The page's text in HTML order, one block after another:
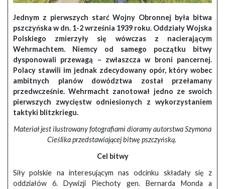
Jednym z pierwszych starć Wojny Obronnej była bitwa
pszczyńska w dn. 1-2 września 1939 roku. Oddziały Wojska
Polskiego zmierzyły się wówczas z nacierającym
Wehrmachtem. Niemcy od samego początku bitwy
dysponowali przewagą – zwłaszcza w broni pancernej.
Polacy stawili im jednak zdecydowany opór, który wobec
ambitnych planów dowództwa został przełamany
przedwcześnie. Wehrmacht zanotował jedno ze swoich
pierwszych zwycięstw odniesionych z wykorzystaniem
taktyki blitzkriegu.
Materiał jest ilustrowany fotografiami dioramy autorstwa Szymona
Cieślika przedstawiającej bitwę pszczyńską.
Cel bitwy
Siły polskie na interesującym nas odcinku składały się z
oddziałów 6. Dywizji Piechoty gen. Bernarda Monda a